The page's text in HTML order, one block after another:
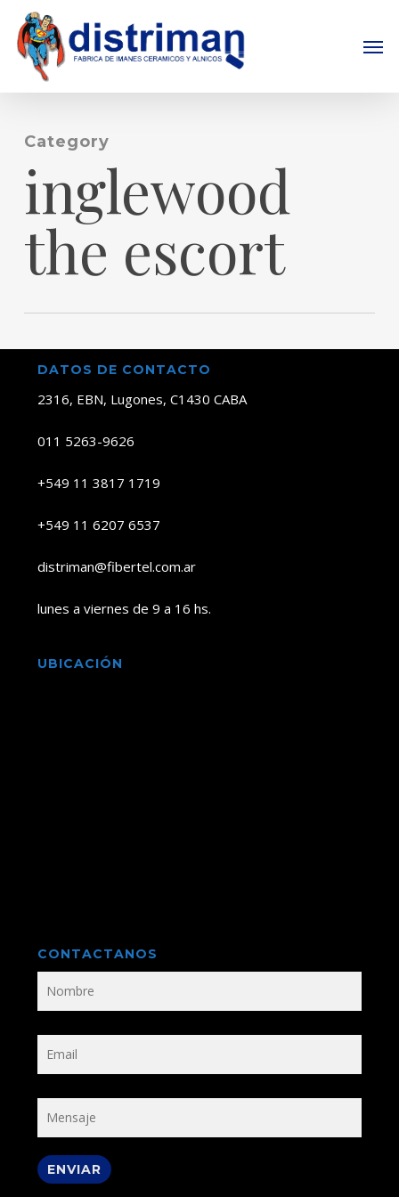
main
content
Category
inglewood
the escort
DATOS DE CONTACTO
2316, EBN, Lugones, C1430 CABA
011 5263-9626
+549 11 3817 1719
+549 11 6207 6537
distriman@fibertel.com.ar
lunes a viernes de 9 a 16 hs.
UBICACIÓN
CONTACTANOS